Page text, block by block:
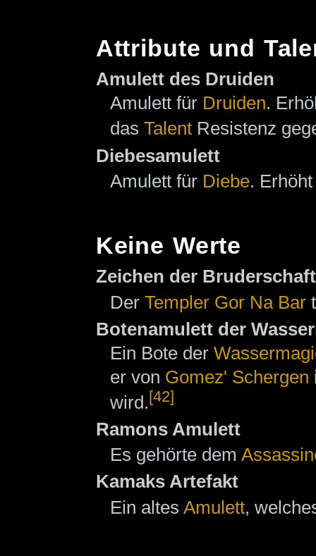
Attribute und
Amulett des Druiden
Amulett für Druiden.
das Talent Resistenz
Diebesamulett
Amulett für Diebe.
Keine Werte
Zeichen der Bruderschaft
Der Templer Gor Na Bar
Botenamulett der
Ein Bote der
er von Gomez' Schergen
wird.[42]
Ramons Amulett
Es gehörte dem
Kamaks Artefakt
Ein altes Amulett,